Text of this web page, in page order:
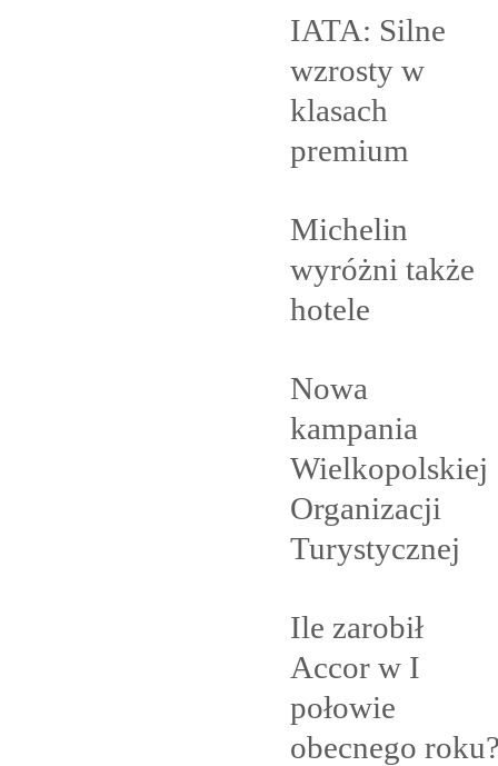
IATA: Silne
wzrosty w
klasach
premium
Michelin
wyróżni także
hotele
Nowa
kampania
Wielkopolskiej
Organizacji
Turystycznej
Ile zarobił
Accor w I
połowie
obecnego